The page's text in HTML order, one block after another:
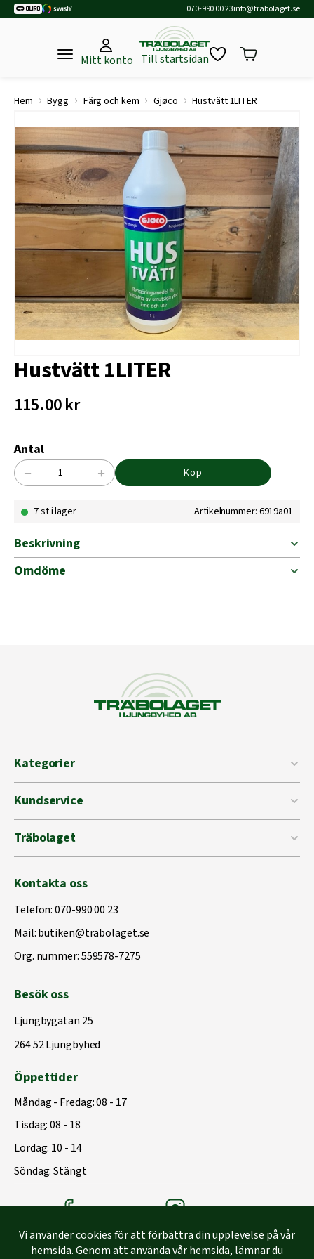
070-990 00 23info@trabolaget.se
Mitt konto Till startsidan
Hem › Bygg › Färg och kem › Gjøco › Hustvätt 1LITER
Hustvätt 1LITER
115.00kr
Antal
Hustvätt
mängd
− + Köp
7 st i lager Artikelnummer: 6919a01
Beskrivning
Omdöme
Kategorier
Kundservice
Träbolaget
Kontakta oss
Telefon:070-990 00 23
Mail:butiken@trabolaget.se
Org. nummer: 559578-7275
Besök oss
Ljungbygatan 25
264 52 Ljungbyhed
Öppettider
Måndag - Fredag: 08 - 17
Tisdag: 08 - 18
Lördag: 10 - 14
Söndag: Stängt
Träbolagets FacebookTräbolagets instagram